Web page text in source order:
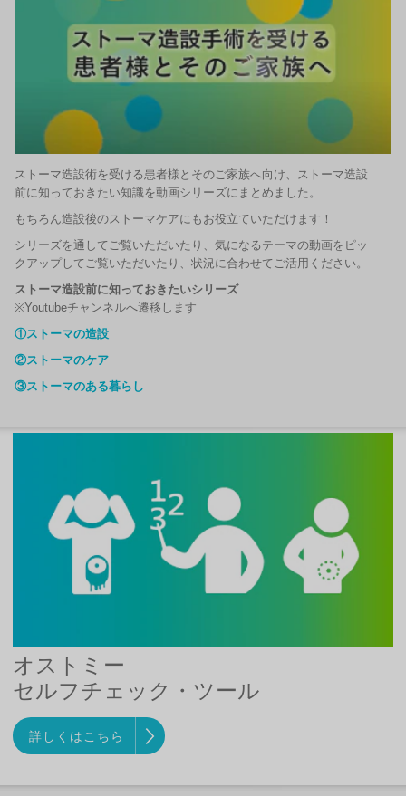
ストーマ造設術を受ける患者様とそのご家族へ向け、ストーマ造設
前に知っておきたい知識を動画シリーズにまとめました。
もちろん造設後のストーマケアにもお役立ていただけます！
シリーズを通してご覧いただいたり、気になるテーマの動画をピッ
クアップしてご覧いただいたり、状況に合わせてご活用ください。
ストーマ造設前に知っておきたいシリーズ
※Youtubeチャンネルへ遷移します
①ストーマの造設
②ストーマのケア
③ストーマのある暮らし
オストミー
セルフチェック・ツール
詳しくはこちら